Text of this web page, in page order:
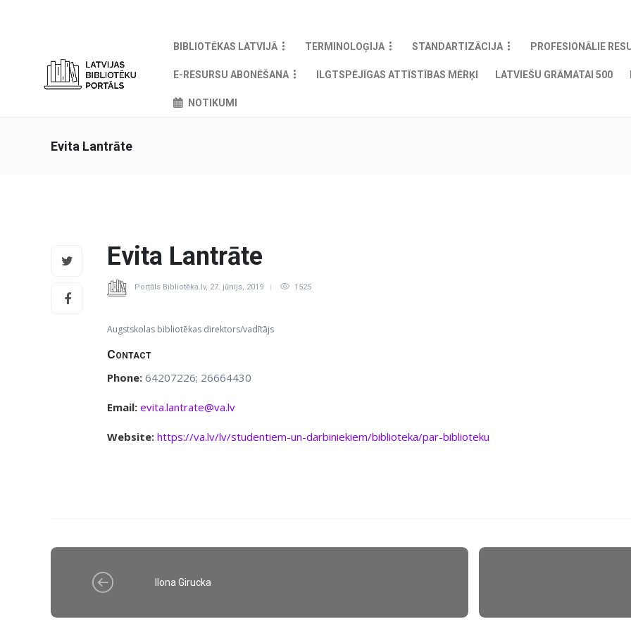
BIBLIOTĒKAS LATVIJĀ TERMINOLOĢIJA STANDARTIZĀCIJA PROFESIONĀLIE
E-RESURSU ABONĒŠANA ILGTSPĒJĪGAS ATTĪSTĪBAS MĒRĶI LATVIEŠU GRĀMATAI 500
NOTIKUMI
Evita Lantrāte
Evita Lantrāte
Portāls Bibliotēka.lv, 27. jūnijs, 2019 1525
Augstskolas bibliotēkas direktors/vadītājs
Contact
Phone: 64207226; 26664430
Email: evita.lantrate@va.lv
Website: https://va.lv/lv/studentiem-un-darbiniekiem/biblioteka/par-biblioteku
Ilona Girucka